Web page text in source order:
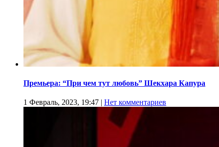
Премьера: “При чем тут любовь” Шекхара Капура
1 Февраль, 2023, 19:47 | Нет комментариев